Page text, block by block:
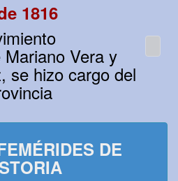
1816
Vera y
se hizo cargo del
DE